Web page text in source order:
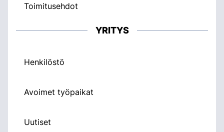
Toimitusehdot
YRITYS
Henkilöstö
Avoimet työpaikat
Uutiset